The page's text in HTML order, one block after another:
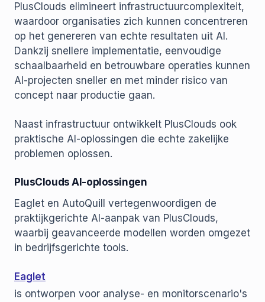
PlusClouds elimineert infrastructuurcomplexiteit,
waardoor organisaties zich kunnen concentreren
op het genereren van echte resultaten uit AI.
Dankzij snellere implementatie, eenvoudige
schaalbaarheid en betrouwbare operaties kunnen
AI-projecten sneller en met minder risico van
concept naar productie gaan.
Naast infrastructuur ontwikkelt PlusClouds ook
praktische AI-oplossingen die echte zakelijke
problemen oplossen.
PlusClouds AI-oplossingen
Eaglet en AutoQuill vertegenwoordigen de
praktijkgerichte AI-aanpak van PlusClouds,
waarbij geavanceerde modellen worden omgezet
in bedrijfsgerichte tools.
Eaglet
is ontworpen voor analyse- en monitorscenario's